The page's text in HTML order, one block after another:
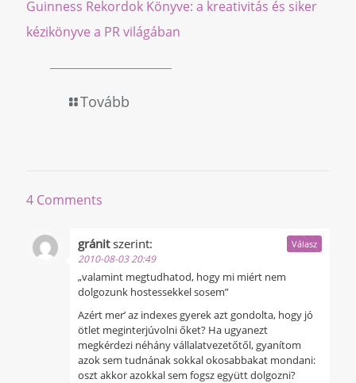
Guinness Rekordok Könyve: a kreativitás és siker
kézikönyve a PR világában
Tovább
4 Comments
gránit szerint:
2010-08-03 20:49
„valamint megtudhatod, hogy mi miért nem
dolgozunk hostessekkel sosem”
Azért mer’ az indexes gyerek azt gondolta, hogy jó
ötlet meginterjúvolni őket? Ha ugyanezt
megkérdezi néhány vállalatvezetőtől, gyanítom
azok sem tudnának sokkal okosabbakat mondani:
oszt akkor azokkal sem fogsz együtt dolgozni?
Válasz